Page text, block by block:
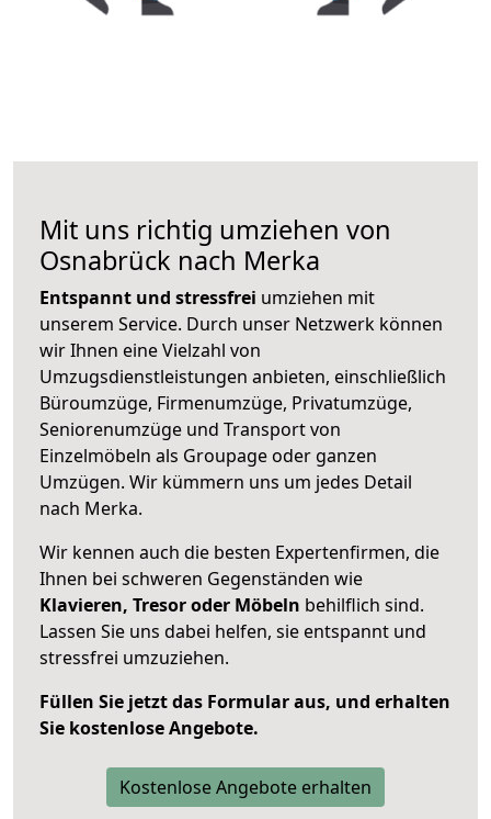
Mit uns richtig umziehen von
Osnabrück nach Merka
Entspannt und stressfrei umziehen mit
unserem Service. Durch unser Netzwerk können
wir Ihnen eine Vielzahl von
Umzugsdienstleistungen anbieten, einschließlich
Büroumzüge, Firmenumzüge, Privatumzüge,
Seniorenumzüge und Transport von
Einzelmöbeln als Groupage oder ganzen
Umzügen. Wir kümmern uns um jedes Detail
nach Merka.
Wir kennen auch die besten Expertenfirmen, die
Ihnen bei schweren Gegenständen wie
Klavieren, Tresor oder Möbeln behilflich sind.
Lassen Sie uns dabei helfen, sie entspannt und
stressfrei umzuziehen.
Füllen Sie jetzt das Formular aus, und erhalten
Sie kostenlose Angebote.
Kostenlose Angebote erhalten